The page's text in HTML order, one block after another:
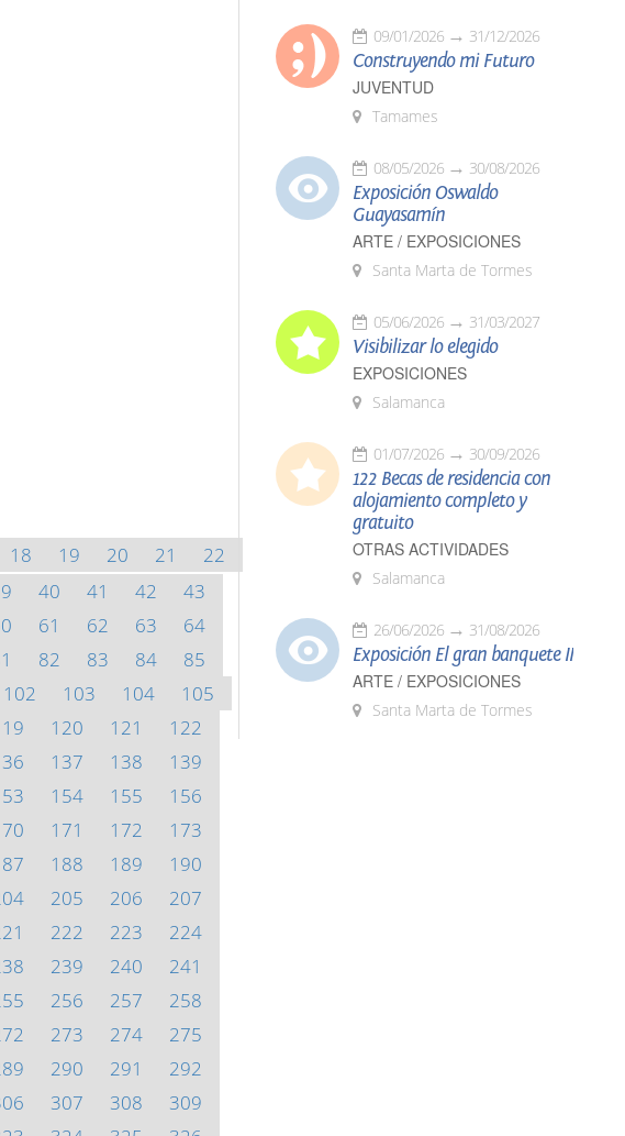
18 19 20 21
22
40 41 42
43
61 62 63
64
82 83 84
85
102 103 104
105
120 121
122
137 138
139
154 155
156
171 172
173
188 189
190
205 206
207
222 223
224
239 240
241
256 257
258
273 274
275
290 291
292
307 308
309
09/01/2026 31/12/2026
Construyendo mi Futuro
JUVENTUD
Tamames
08/05/2026 30/08/2026
Exposición Oswaldo
Guayasamín
ARTE / EXPOSICIONES
Santa Marta de Tormes
05/06/2026 31/03/2027
Visibilizar lo elegido
EXPOSICIONES
Salamanca
01/07/2026 30/09/2026
122 Becas de residencia con
alojamiento completo y
gratuito
OTRAS ACTIVIDADES
Salamanca
26/06/2026 31/08/2026
Exposición El gran banquete II
ARTE / EXPOSICIONES
Santa Marta de Tormes